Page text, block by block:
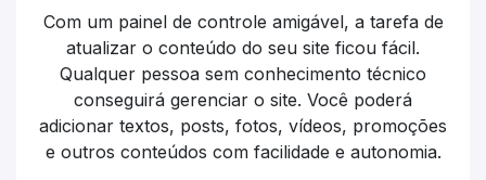
Com um painel de controle amigável, a tarefa de
atualizar o conteúdo do seu site ficou fácil.
Qualquer pessoa sem conhecimento técnico
conseguirá gerenciar o site. Você poderá
adicionar textos, posts, fotos, vídeos, promoções
e outros conteúdos com facilidade e autonomia.